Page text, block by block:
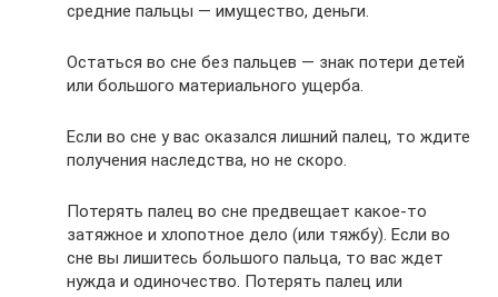
средние пальцы — имущество, деньги.
Остаться во сне без пальцев — знак потери детей
или большого материального ущерба.
Если во сне у вас оказался лишний палец, то ждите
получения наследства, но не скоро.
Потерять палец во сне предвещает какое-то
затяжное и хлопотное дело (или тяжбу). Если во
сне вы лишитесь большого пальца, то вас ждет
нужда и одиночество. Потерять палец или